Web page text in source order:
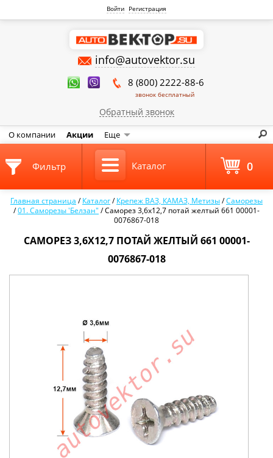
Войти Регистрация
info@autovektor.su
8 (800) 2222-88-6
звонок бесплатный
Обратный звонок
О компании Акции Еще
Главная страница /Каталог/Крепеж ВАЗ, КАМАЗ, Метизы/Саморезы
/01. Саморезы 'Белзан" /Саморез 3,6х12,7 потай желтый 661 00001-
0076867-018
САМОРЕЗ 3,6Х12,7 ПОТАЙ ЖЕЛТЫЙ 661 00001-
0076867-018
Фильтр Каталог 0